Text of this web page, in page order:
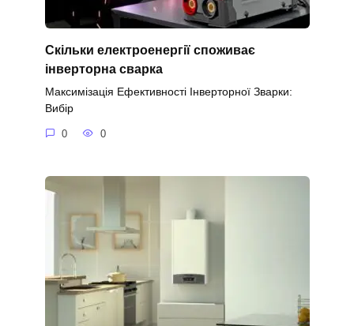
Скільки електроенергії споживає
інверторна сварка
Максимізація Ефективності Інверторної Зварки:
Вибір
0 0